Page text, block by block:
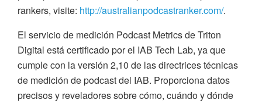
rankers, visite: http://australianpodcastranker.com/.
El servicio de medición Podcast Metrics de Triton
Digital está certificado por el IAB Tech Lab, ya que
cumple con la versión 2,10 de las directrices técnicas
de medición de podcast del IAB. Proporciona datos
precisos y reveladores sobre cómo, cuándo y dónde